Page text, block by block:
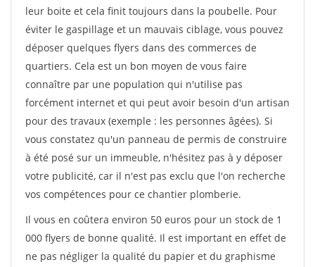
leur boite et cela finit toujours dans la poubelle. Pour
éviter le gaspillage et un mauvais ciblage, vous pouvez
déposer quelques flyers dans des commerces de
quartiers. Cela est un bon moyen de vous faire
connaître par une population qui n'utilise pas
forcément internet et qui peut avoir besoin d'un artisan
pour des travaux (exemple : les personnes âgées). Si
vous constatez qu'un panneau de permis de construire
à été posé sur un immeuble, n'hésitez pas à y déposer
votre publicité, car il n'est pas exclu que l'on recherche
vos compétences pour ce chantier plomberie.
Il vous en coûtera environ 50 euros pour un stock de 1
000 flyers de bonne qualité. Il est important en effet de
ne pas négliger la qualité du papier et du graphisme